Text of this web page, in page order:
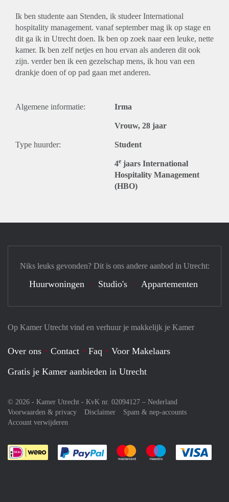
Ik ben studente aan Stenden, ik studeer International
hospitality management. vanaf september mag ik op stage en
dit ga ik in Utrecht doen. Ik ben op zoek naar een leuke, nette
kamer. Ik ben zelf netjes en hou ervan als anderen dit ook
zijn. verder ben ik een gezelschap mens, ik hou van een
drankje doen of op pad gaan met anderen.
Algemene informatie: Irma
Vrouw, 28 jaar
Type huurder: Student
4e jaars International
Hospitality Management
(HBO)
Op Kamer Utrecht vind en verhuur je makkelijk je Kamer
Over ons Contact Faq
Voor Makelaars
Gratis je Kamer aanbieden in Utrecht
© 2026 - Kamer Utrecht - KvK nr. 02094127 – Nederland
Voorwaarden & privacy
Disclaimer
Spam & nep-accounts
Account verwijderen
Je rekent gemakkelijk af met Paypal
Je rekent gemakkelijk af met
Je rekent
Niks leuks gevonden? Dit is ons andere aanbod in Utrecht:
Huurwoningen Studio's Appartementen